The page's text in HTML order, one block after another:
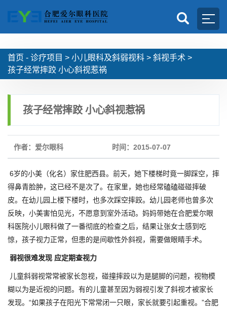
首页 - 诊疗项目 > 小儿眼科及斜弱视科 > 斜视手术 >
孩子经常摔跤 小心斜视惹祸
孩子经常摔跤 小心斜视惹祸
作者：爱尔眼科 时间：2015-07-07
6岁的小美（化名）家住肥西县。前天，她下楼梯时竟一脚踩空，摔
得鼻青脸肿，这已经不是次了。在家里，她也经常磕磕碰碰摔破
皮。在幼儿园上楼下楼时，也多次踩空摔跤。幼儿园老师也曾多次
反映，小美害怕见光，不愿意到室外活动。妈妈带她在合肥爱尔眼
科医院小儿眼科做了一番彻底的检查之后，结果让张女士感到吃
惊，孩子视力正常，但患的是间歇性外斜视，需要做眼睛手术。
弱视很难发现 应定期查视力
儿童斜弱视常常被家长忽视，碰撞摔跤以为是腿脚的问题，视物模
糊以为是近视的问题。有的儿童甚至因为弱视引发了斜视才被家长
发现。“如果孩子在阳光下常常闭一只眼，家长就要引起重视。”合肥